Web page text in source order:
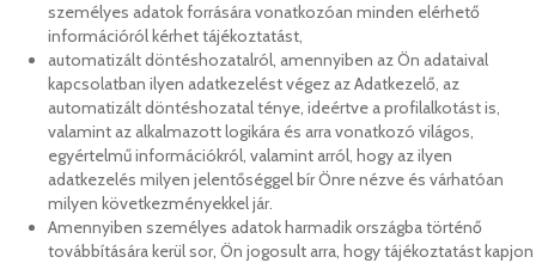
személyes adatok forrására vonatkozóan minden elérhető
információról kérhet tájékoztatást,
automatizált döntéshozatalról, amennyiben az Ön adataival
kapcsolatban ilyen adatkezelést végez az Adatkezelő, az
automatizált döntéshozatal ténye, ideértve a profilalkotást is,
valamint az alkalmazott logikára és arra vonatkozó világos,
egyértelmű információkról, valamint arról, hogy az ilyen
adatkezelés milyen jelentőséggel bír Önre nézve és várhatóan
milyen következményekkel jár.
Amennyiben személyes adatok harmadik országba történő
továbbítására kerül sor, Ön jogosult arra, hogy tájékoztatást kapjon